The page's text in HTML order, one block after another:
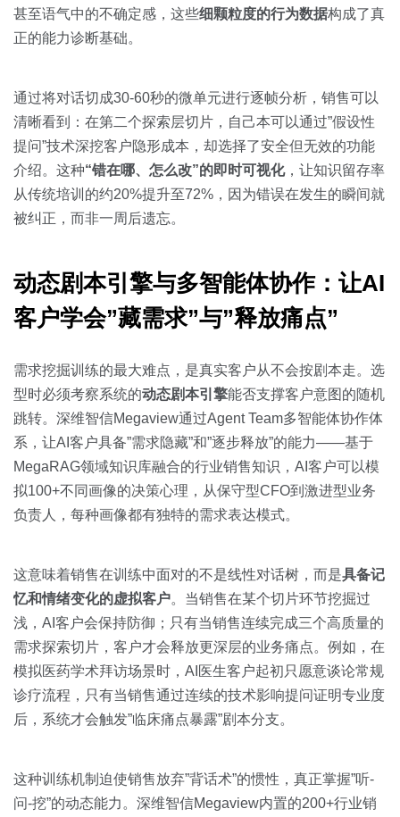
甚至语气中的不确定感，这些细颗粒度的行为数据构成了真
正的能力诊断基础。
通过将对话切成30-60秒的微单元进行逐帧分析，销售可以
清晰看到：在第二个探索层切片，自己本可以通过”假设性
提问”技术深挖客户隐形成本，却选择了安全但无效的功能
介绍。这种“错在哪、怎么改”的即时可视化，让知识留存率
从传统培训的约20%提升至72%，因为错误在发生的瞬间就
被纠正，而非一周后遗忘。
动态剧本引擎与多智能体协作：让AI
客户学会”藏需求”与”释放痛点”
需求挖掘训练的最大难点，是真实客户从不会按剧本走。选
型时必须考察系统的动态剧本引擎能否支撑客户意图的随机
跳转。深维智信Megaview通过Agent Team多智能体协作体
系，让AI客户具备”需求隐藏”和”逐步释放”的能力——基于
MegaRAG领域知识库融合的行业销售知识，AI客户可以模
拟100+不同画像的决策心理，从保守型CFO到激进型业务
负责人，每种画像都有独特的需求表达模式。
这意味着销售在训练中面对的不是线性对话树，而是具备记
忆和情绪变化的虚拟客户。当销售在某个切片环节挖掘过
浅，AI客户会保持防御；只有当销售连续完成三个高质量的
需求探索切片，客户才会释放更深层的业务痛点。例如，在
模拟医药学术拜访场景时，AI医生客户起初只愿意谈论常规
诊疗流程，只有当销售通过连续的技术影响提问证明专业度
后，系统才会触发”临床痛点暴露”剧本分支。
这种训练机制迫使销售放弃”背话术”的惯性，真正掌握”听-
问-挖”的动态能力。深维智信Megaview内置的200+行业销